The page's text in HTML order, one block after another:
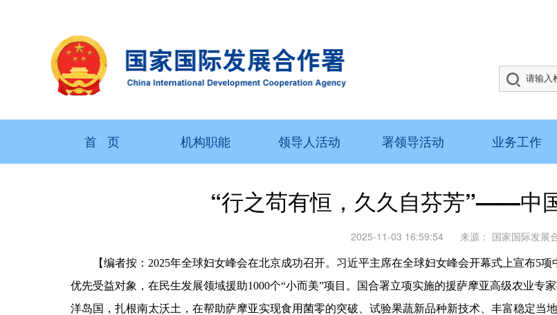
首 页 机构职能 领导人活动 署领导活动 业务工作
“行之苟有恒，久久自芬芳”——中
2025-11-03 16:59:54 来源： 国家国际发展
【编者按：2025年全球妇女峰会在北京成功召开。习近平主席在全球妇女峰会开幕式上宣布5
优先受益对象，在民生发展领域援助1000个“小而美”项目。国合署立项实施的援萨摩亚高级农业专
洋岛国，扎根南太沃土，在帮助萨摩亚实现食用菌零的突破、试验果蔬新品种新技术、丰富稳定当